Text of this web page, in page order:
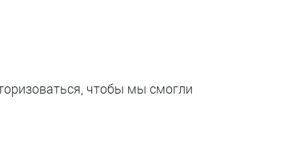
чтобы мы смогли